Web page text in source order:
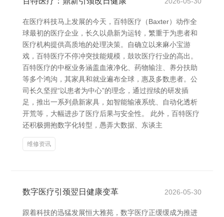
在医疗科技马上发展的今天，百特医疗（Baxter）动作全
球最初的医疗企业，长久以鼎新为运转，繁重于为患者和
医疗机构提供高质地的处理决策。自确立以来麻小宝游
戏，百特医疗不停冲突技能规模，鼓吹医疗行业的高出。
百特医疗的中枢业务涵盖血液净化、药物输注、养分扶助
等多个鸿沟，其家具和就业遍布全球，惠及多数患者。公
司长久坚捏“以患者为中心”的理念，通过捏续的研发插
足，推出一系列鼎新家具，如智能输液系统、自动化透析
开荒等，大幅进步了医疗后果与安全性。 此外，百特医疗
还积极拥抱数字化转型，愚弄大数据、东谈主
维修资讯
数字医疗引颈翌日健康变革 2026-05-30
跟着科技的迅猛发展恒大雅苑，数字医疗正缓缓成为推进